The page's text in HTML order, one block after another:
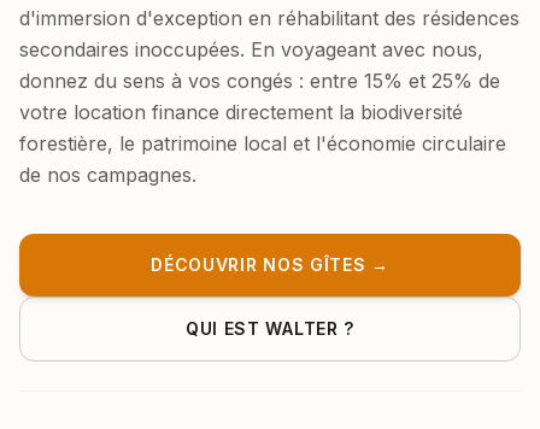
d'immersion d'exception en réhabilitant des résidences
secondaires inoccupées. En voyageant avec nous,
donnez du sens à vos congés : entre 15% et 25% de
votre location finance directement la biodiversité
forestière, le patrimoine local et l'économie circulaire
de nos campagnes.
DÉCOUVRIR NOS GÎTES →
QUI EST WALTER ?